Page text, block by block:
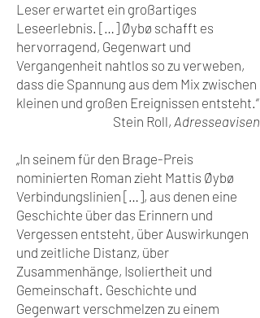
Leser erwartet ein großartiges
Leseerlebnis. […] Øybø schafft es
hervorragend, Gegenwart und
Vergangenheit nahtlos so zu verweben,
dass die Spannung aus dem Mix zwischen
kleinen und großen Ereignissen entsteht.“
Stein Roll, Adresseavisen
„In seinem für den Brage-Preis
nominierten Roman zieht Mattis Øybø
Verbindungslinien […], aus denen eine
Geschichte über das Erinnern und
Vergessen entsteht, über Auswirkungen
und zeitliche Distanz, über
Zusammenhänge, Isoliertheit und
Gemeinschaft. Geschichte und
Gegenwart verschmelzen zu einem